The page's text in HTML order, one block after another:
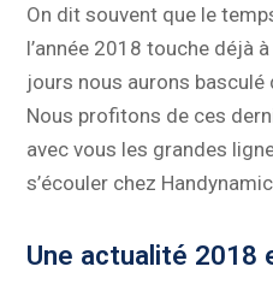
On dit souvent que le
l’année 2018 touche déjà
jours nous aurons basculé
Nous profitons de ces
avec vous les grandes
s’écouler chez Handynamic.
Une actualité 2018